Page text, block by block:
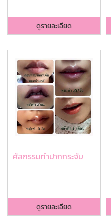
ดูรายละเอียด
ศัลกรรมทำปากกระจับ
ดูรายละเอียด